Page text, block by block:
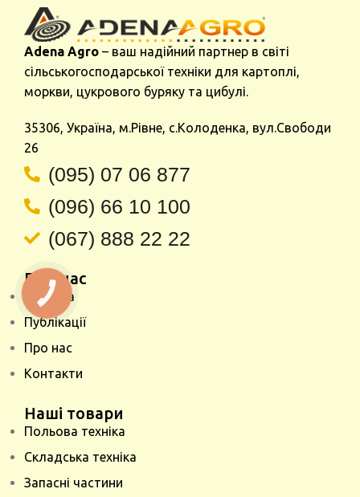
Adena Agro – ваш надійний партнер в світі
сільськогосподарської техніки для картоплі,
моркви, цукрового буряку та цибулі.
35306, Україна, м.Рівне, с.Колоденка, вул.Свободи
26
(095) 07 06 877
(096) 66 10 100
(067) 888 22 22
Про нас
Головна
Публікації
Про нас
Контакти
Наші товари
Польова техніка
Складська техніка
Запасні частини
КНОПКА
ЗВ'ЯЗКУ